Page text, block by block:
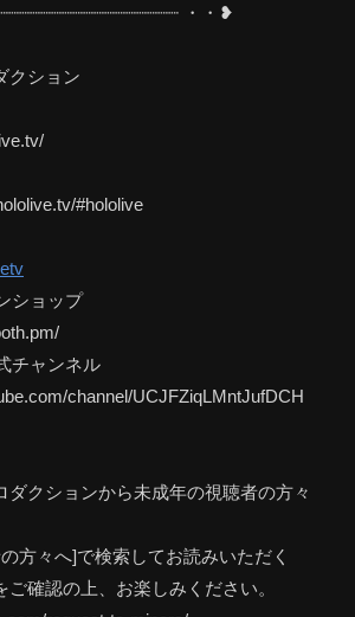
・・❥
クション
#hololive
ショップ
チャンネル
channel/UCJFZiqLMntJufDCH
クションから未成年の視聴者の方々
方々へ]で検索してお読みいただく
確認の上、お楽しみください。